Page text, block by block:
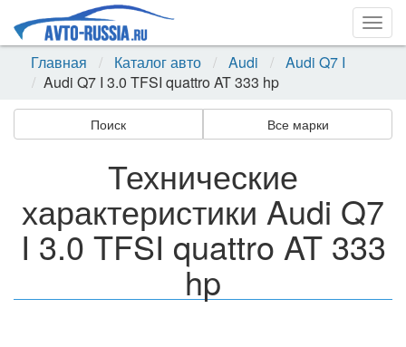
Главная
Каталог авто Audi
Audi Q7 I
Audi Q7 I 3.0 TFSI quattro AT 333 hp
Поиск Все марки
Технические
характеристики Audi Q7
I 3.0 TFSI quattro AT 333
hp